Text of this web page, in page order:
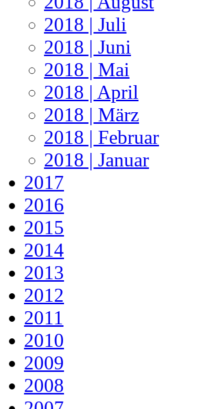
2018 | Juli
2018 | Juni
2018 | Mai
2018 | April
2018 | März
2018 | Februar
2018 | Januar
2017
2016
2015
2014
2013
2012
2011
2010
2009
2008